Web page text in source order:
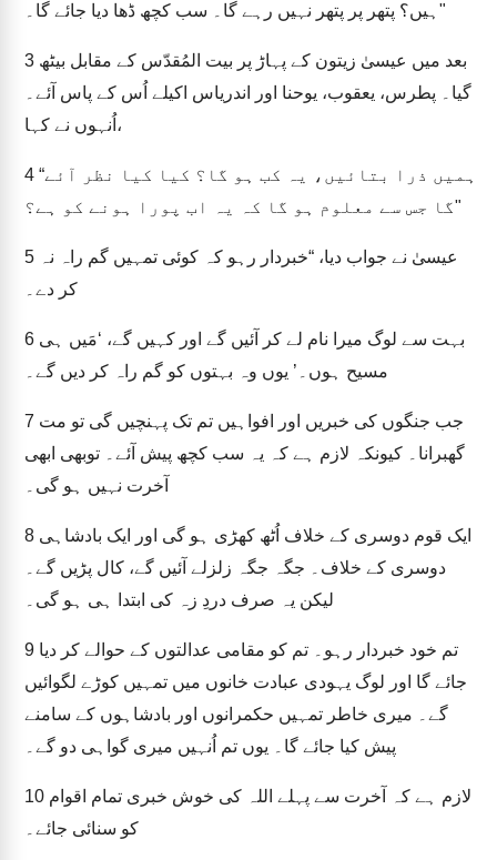
ہیں؟ پتھر پر پتھر نہیں رہے گا۔ سب کچھ ڈھا دیا جائے گا۔"
3
گیا۔ پطرس، یعقوب، یوحنا اور اندریاس اکیلے اُس کے پاس آئے۔
اُنہوں نے کہا،
4 “ہمیں ذرا بتائیں، یہ کب ہو گا؟ کیا کیا نظر آئے
گا جس سے معلوم ہو گا کہ یہ اب پورا ہونے کو ہے؟"
5
کر دے۔
6
مسیح ہوں۔’ یوں وہ بہتوں کو گم راہ کر دیں گے۔
7
گھبرانا۔ کیونکہ لازم ہے کہ یہ سب کچھ پیش آئے۔ توبھی ابھی
آخرت نہیں ہو گی۔
8
دوسری کے خلاف۔ جگہ جگہ زلزلے آئیں گے، کال پڑیں گے۔
لیکن یہ صرف دردِ زہ کی ابتدا ہی ہو گی۔
9
جائے گا اور لوگ یہودی عبادت خانوں میں تمہیں کوڑے لگوائیں
گے۔ میری خاطر تمہیں حکمرانوں اور بادشاہوں کے سامنے
پیش کیا جائے گا۔ یوں تم اُنہیں میری گواہی دو گے۔
10
کو سنائی جائے۔